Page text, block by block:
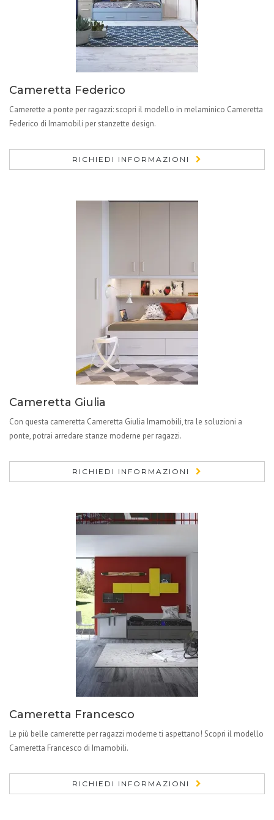
Cameretta Federico
Camerette a ponte per ragazzi: scopri il modello in melaminico Cameretta
Federico di Imamobili per stanzette design.
RICHIEDI INFORMAZIONI
Cameretta Giulia
Con questa cameretta Cameretta Giulia Imamobili, tra le soluzioni a
ponte, potrai arredare stanze moderne per ragazzi.
RICHIEDI INFORMAZIONI
Cameretta Francesco
Le più belle camerette per ragazzi moderne ti aspettano! Scopri il modello
Cameretta Francesco di Imamobili.
RICHIEDI INFORMAZIONI